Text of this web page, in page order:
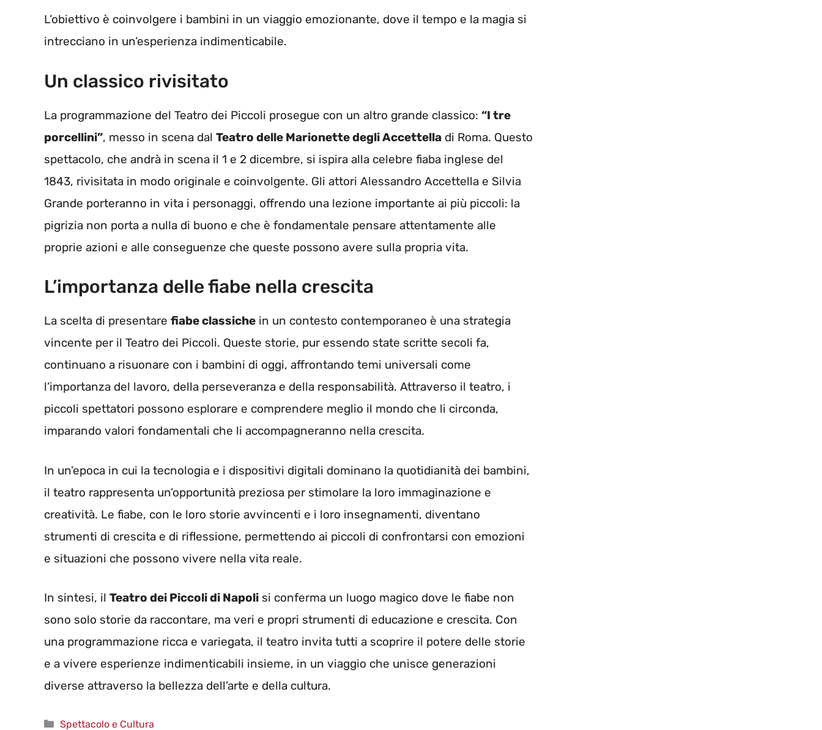
L’obiettivo è coinvolgere i bambini in un viaggio emozionante, dove il tempo e la magia si
intrecciano in un’esperienza indimenticabile.
Un classico rivisitato
La programmazione del Teatro dei Piccoli prosegue con un altro grande classico: “I tre
porcellini”, messo in scena dal Teatro delle Marionette degli Accettella di Roma. Questo
spettacolo, che andrà in scena il 1 e 2 dicembre, si ispira alla celebre fiaba inglese del
1843, rivisitata in modo originale e coinvolgente. Gli attori Alessandro Accettella e Silvia
Grande porteranno in vita i personaggi, offrendo una lezione importante ai più piccoli: la
pigrizia non porta a nulla di buono e che è fondamentale pensare attentamente alle
proprie azioni e alle conseguenze che queste possono avere sulla propria vita.
L’importanza delle fiabe nella crescita
La scelta di presentare fiabe classiche in un contesto contemporaneo è una strategia
vincente per il Teatro dei Piccoli. Queste storie, pur essendo state scritte secoli fa,
continuano a risuonare con i bambini di oggi, affrontando temi universali come
l’importanza del lavoro, della perseveranza e della responsabilità. Attraverso il teatro, i
piccoli spettatori possono esplorare e comprendere meglio il mondo che li circonda,
imparando valori fondamentali che li accompagneranno nella crescita.
In un’epoca in cui la tecnologia e i dispositivi digitali dominano la quotidianità dei bambini,
il teatro rappresenta un’opportunità preziosa per stimolare la loro immaginazione e
creatività. Le fiabe, con le loro storie avvincenti e i loro insegnamenti, diventano
strumenti di crescita e di riflessione, permettendo ai piccoli di confrontarsi con emozioni
e situazioni che possono vivere nella vita reale.
In sintesi, il Teatro dei Piccoli di Napoli si conferma un luogo magico dove le fiabe non
sono solo storie da raccontare, ma veri e propri strumenti di educazione e crescita. Con
una programmazione ricca e variegata, il teatro invita tutti a scoprire il potere delle storie
e a vivere esperienze indimenticabili insieme, in un viaggio che unisce generazioni
diverse attraverso la bellezza dell’arte e della cultura.
Categorie
Spettacolo e Cultura